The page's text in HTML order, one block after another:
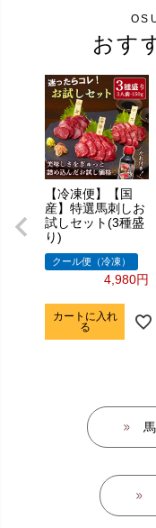
おす
【冷凍便】【国
産】特選馬刺しお
試しセット(3種盛
り)
クール便（冷凍）
4,980
カートに入れ
る